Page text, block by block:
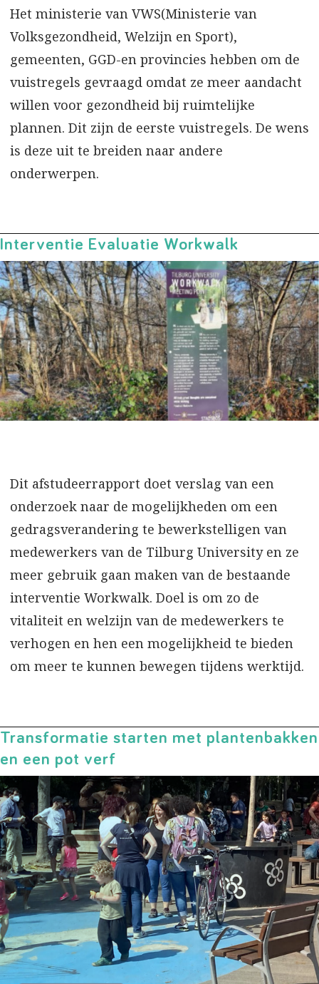
Het ministerie van VWS(Ministerie van
Volksgezondheid, Welzijn en Sport),
gemeenten, GGD-en provincies hebben om de
vuistregels gevraagd omdat ze meer aandacht
willen voor gezondheid bij ruimtelijke
plannen. Dit zijn de eerste vuistregels. De wens
is deze uit te breiden naar andere
onderwerpen.
Interventie Evaluatie Workwalk
Dit afstudeerrapport doet verslag van een
onderzoek naar de mogelijkheden om een
gedragsverandering te bewerkstelligen van
medewerkers van de Tilburg University en ze
meer gebruik gaan maken van de bestaande
interventie Workwalk. Doel is om zo de
vitaliteit en welzijn van de medewerkers te
verhogen en hen een mogelijkheid te bieden
om meer te kunnen bewegen tijdens werktijd.
Transformatie starten met plantenbakken
en een pot verf